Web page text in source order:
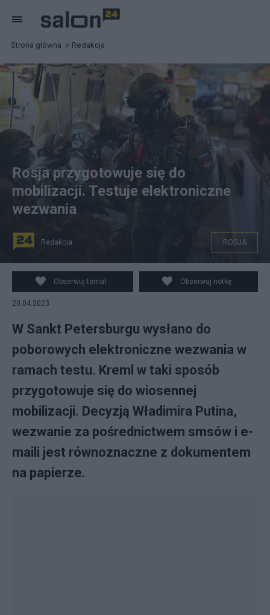
Strona główna Redakcja
Rosja przygotowuje się do
mobilizacji. Testuje elektroniczne
wezwania
Redakcja ROSJA
Obserwuj temat Obserwuj notkę
20.04.2023
W Sankt Petersburgu wysłano do
poborowych elektroniczne wezwania w
ramach testu. Kreml w taki sposób
przygotowuje się do wiosennej
mobilizacji. Decyzją Władimira Putina,
wezwanie za pośrednictwem smsów i e-
maili jest równoznaczne z dokumentem
na papierze.